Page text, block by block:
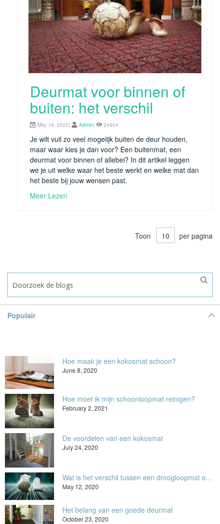
Deurmat voor binnen of
buiten: het verschil
May 19, 2022| Admin| 24904
Je wilt vuil zo veel mogelijk buiten de deur houden,
maar waar kies je dan voor? Een buitenmat, een
deurmat voor binnen of allebei? In dit artikel leggen
we je uit welke waar het beste werkt en welke mat dan
het beste bij jouw wensen past.
Meer Lezen
Toon per pagina
Populair
Hoe maak je een kokosmat schoon?
June 8, 2020
Hoe moet ik mijn schoonloopmat reinigen?
February 2, 2021
De voordelen van een kokosmat
July 24, 2020
Wat is het verschil tussen een droogloopmat en een schoonloopmat?
May 12, 2020
Het belang van een goede deurmat
October 23, 2020